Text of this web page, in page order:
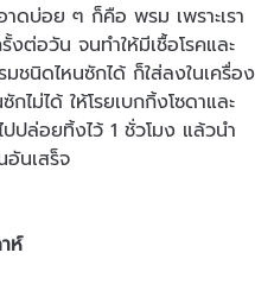
ดบ่อย ๆ ก็คือ พรม เพราะเรา
งต่อวัน จนทำให้มีเชื้อโรคและ
ชนิดไหนซักได้ ก็ใส่ลงในเครื่อง
ไม่ได้ ให้โรยเบกกิ้งโซดาและ
ปปล่อยทิ้งไว้ 1 ชั่วโมง แล้วนำ
นเสร็จ
ห์